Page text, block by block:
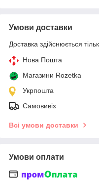
Умови доставки
Доставка здійснюється
Нова Пошта
Магазини Rozetka
Укрпошта
Самовивіз
Всі умови доставки
Умови оплати